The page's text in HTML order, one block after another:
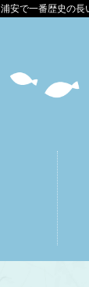
浦安で一番歴史の長